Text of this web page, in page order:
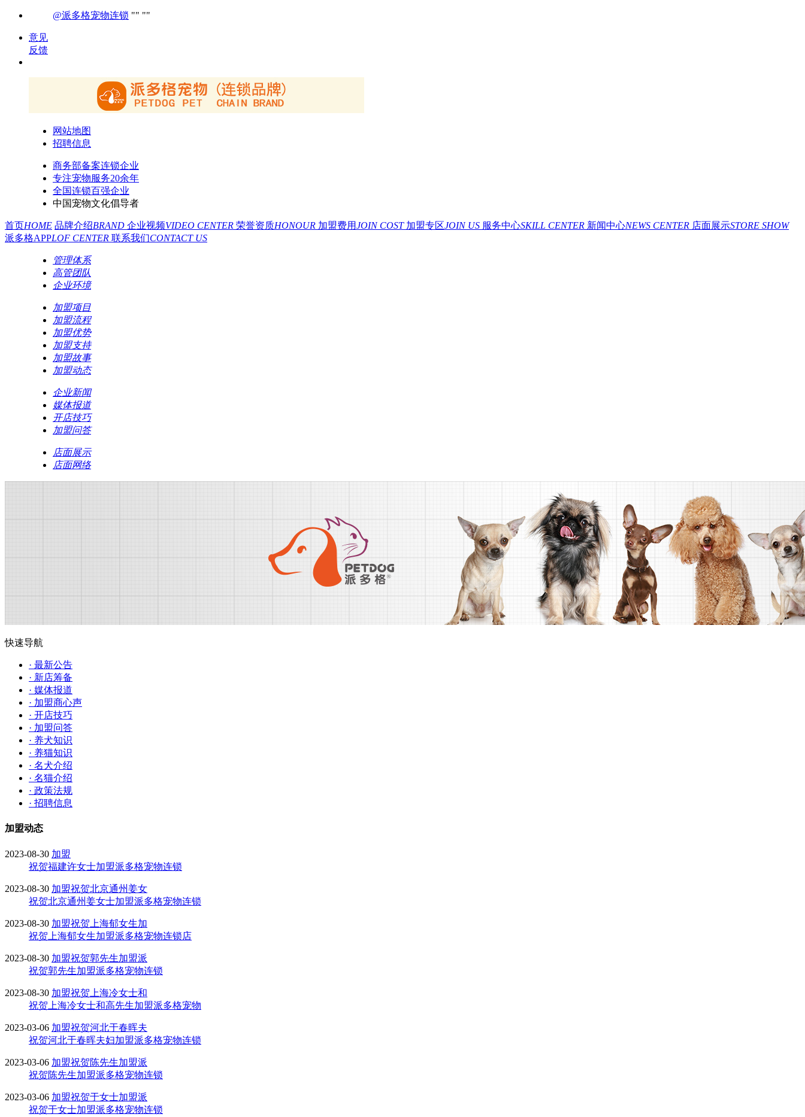
@派多格宠物连锁
意见
反馈
网站地图
招聘信息
商务部备案连锁企业
专注宠物服务20余年
全国连锁百强企业
中国宠物文化倡导者
首页HOME 品牌介绍BRAND 企业视频VIDEO CENTER 荣誉资质HONOUR 加盟费用JOIN COST 加盟专区JOIN US 服务中心SKILL CENTER 新闻中心NEWS CENTER 店面展示STORE SHOW
派多格APPLOF CENTER 联系我们CONTACT US
管理体系
高管团队
企业环境
加盟项目
加盟流程
加盟优势
加盟支持
加盟故事
加盟动态
企业新闻
媒体报道
开店技巧
加盟问答
店面展示
店面网络
快速导航
· 最新公告
· 新店筹备
· 媒体报道
· 加盟商心声
· 开店技巧
· 加盟问答
· 养犬知识
· 养猫知识
· 名犬介绍
· 名猫介绍
· 政策法规
· 招聘信息
加盟动态
2023-08-30 加盟
祝贺福建许女士加盟派多格宠物连锁
2023-08-30 加盟祝贺北京通州姜女
祝贺北京通州姜女士加盟派多格宠物连锁
2023-08-30 加盟祝贺上海郁女生加
祝贺上海郁女生加盟派多格宠物连锁店
2023-08-30 加盟祝贺郭先生加盟派
祝贺郭先生加盟派多格宠物连锁
2023-08-30 加盟祝贺上海冷女士和
祝贺上海冷女士和高先生加盟派多格宠物
2023-03-06 加盟祝贺河北于春晖夫
祝贺河北于春晖夫妇加盟派多格宠物连锁
2023-03-06 加盟祝贺陈先生加盟派
祝贺陈先生加盟派多格宠物连锁
2023-03-06 加盟祝贺于女士加盟派
祝贺于女士加盟派多格宠物连锁